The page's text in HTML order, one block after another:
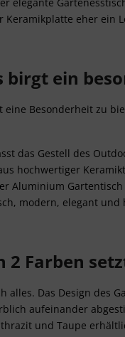
Keramikplatte eher ein
birgt ein
Besonderheit zu
das Gestell des
hochwertiger
Aluminium
modern, elegant und
2 Farben
Das Design des
aufeinander
und Taupe